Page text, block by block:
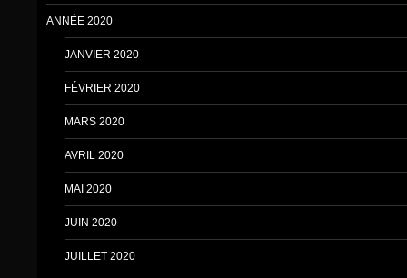
ANNÉE 2020
JANVIER 2020
FÉVRIER 2020
MARS 2020
AVRIL 2020
MAI 2020
JUIN 2020
JUILLET 2020